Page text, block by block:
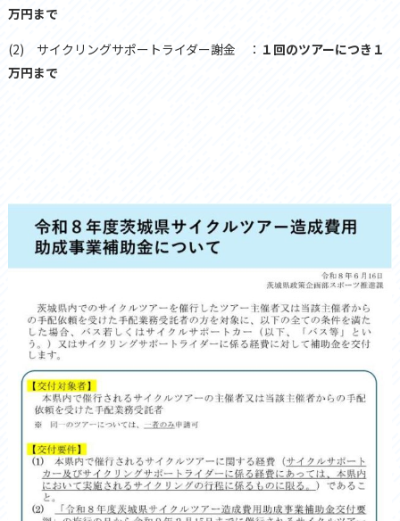
万円まで
(2) サイクリングサポートライダー謝金 ： １回のツアーにつき１
万円まで